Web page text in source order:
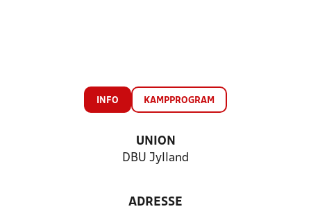
INFO KAMPPROGRAM
UNION
DBU Jylland
ADRESSE